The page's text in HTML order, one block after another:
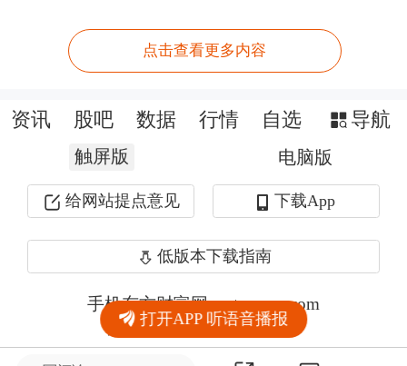
点击查看更多内容
打开APP 听语音播报
资讯 股吧 数据 行情 自选 导航
触屏版 电脑版
给网站提点意见 下载App
低版本下载指南
手机东方财富网 eastmoney.com
网站备案号:沪ICP备05006054号-11